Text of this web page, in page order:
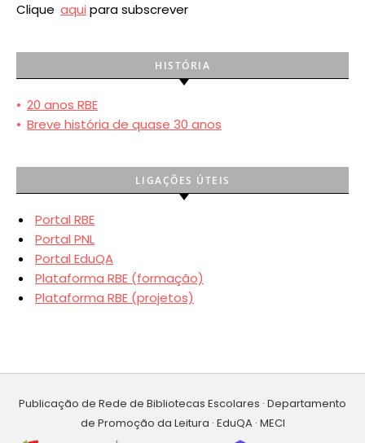
Clique aqui para subscrever
HISTÓRIA
• 20 anos RBE
• Breve história de quase 30 anos
LIGAÇÕES ÚTEIS
Portal RBE
Portal PNL
Portal EduQA
Plataforma RBE (formação)
Plataforma RBE (projetos)
Publicação de Rede de Bibliotecas Escolares · Departamento
de Promoção da Leitura · EduQA · MECI